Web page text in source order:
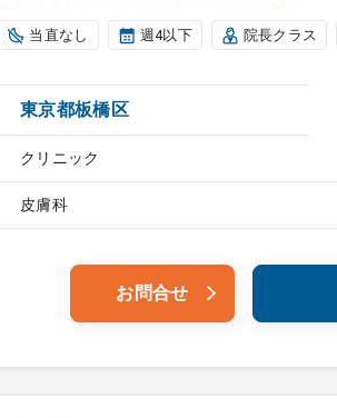
当直なし 週4以下 院長クラス
東京都板橋区
クリニック
皮膚科
お問合せ